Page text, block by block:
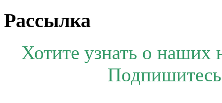
Рассылка
Хотите узнать о наших